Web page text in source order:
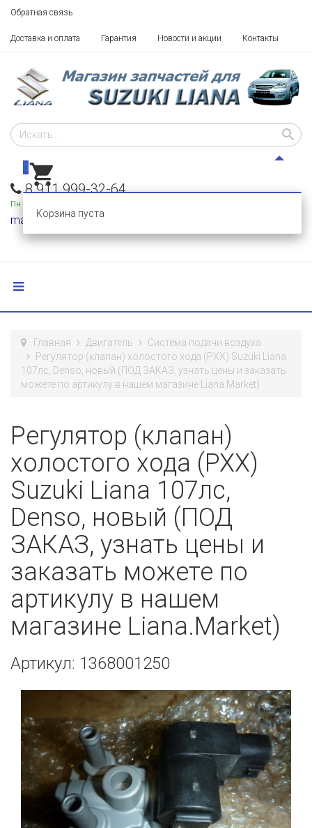
Обратная связь
Доставка и оплата Гарантия Новости и акции Контакты
8 911 999-32-64
Пн - Пт: 10 - 18,
mail@razborka-liana.ru
0
Корзина пуста
Главная Двигатель
Система подачи воздуха
Регулятор (клапан) холостого хода (РХХ) Suzuki Liana
107лс, Denso, новый (ПОД ЗАКАЗ, узнать цены и заказать
можете по артикулу в нашем магазине Liana.Market)
Регулятор (клапан)
холостого хода (РХХ)
Suzuki Liana 107лс,
Denso, новый (ПОД
ЗАКАЗ, узнать цены и
заказать можете по
артикулу в нашем
магазине Liana.Market)
Артикул: 1368001250